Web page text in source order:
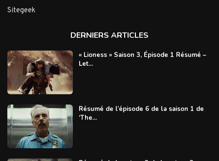
Sitegeek
DERNIERS ARTICLES
« Lioness » Saison 3, Épisode 1 Résumé –
Let...
Résumé de l’épisode 6 de la saison 1 de
‘The...